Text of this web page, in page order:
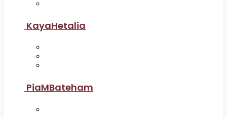
KayaHetalia
PiaMBateham